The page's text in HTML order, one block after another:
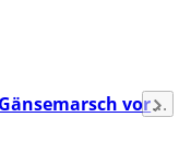
wir von Gänsen noch lernen können!